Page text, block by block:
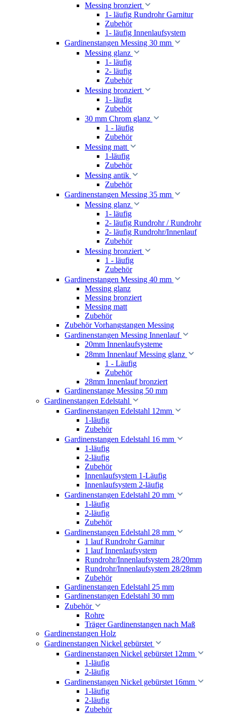
Messing bronziert
1- läufig Rundrohr Garnitur
Zubehör
1- läufig Innenlaufsystem
Gardinenstangen Messing 30 mm
Messing glanz
1- läufig
2- läufig
Zubehör
Messing bronziert
1- läufig
Zubehör
30 mm Chrom glanz
1 - läufig
Zubehör
Messing matt
1-läufig
Zubehör
Messing antik
Zubehör
Gardinenstangen Messing 35 mm
Messing glanz
1- läufig
2- läufig Rundrohr / Rundrohr
2- läufig Rundrohr/Innenlauf
Zubehör
Messing bronziert
1 - läufig
Zubehör
Gardinenstangen Messing 40 mm
Messing glanz
Messing bronziert
Messing matt
Zubehör
Zubehör Vorhangstangen Messing
Gardinenstangen Messing Innenlauf
20mm Innenlaufsysteme
28mm Innenlauf Messing glanz
1 - Läufig
Zubehör
28mm Innenlauf bronziert
Gardinenstange Messing 50 mm
Gardinenstangen Edelstahl
Gardinenstangen Edelstahl 12mm
1-läufig
Zubehör
Gardinenstangen Edelstahl 16 mm
1-läufig
2-läufig
Zubehör
Innenlaufsystem 1-Läufig
Innenlaufsystem 2-läufig
Gardinenstangen Edelstahl 20 mm
1-läufig
2-läufig
Zubehör
Gardinenstangen Edelstahl 28 mm
1 lauf Rundrohr Garnitur
1 lauf Innenlaufsystem
Rundrohr/Innenlaufsystem 28/20mm
Rundrohr/Innenlaufsystem 28/28mm
Zubehör
Gardinenstangen Edelstahl 25 mm
Gardinenstangen Edelstahl 30 mm
Zubehör
Rohre
Träger Gardinenstangen nach Maß
Gardinenstangen Holz
Gardinenstangen Nickel gebürstet
Gardinenstangen Nickel gebürstet 12mm
1-läufig
2-läufig
Gardinenstangen Nickel gebürstet 16mm
1-läufig
2-läufig
Zubehör